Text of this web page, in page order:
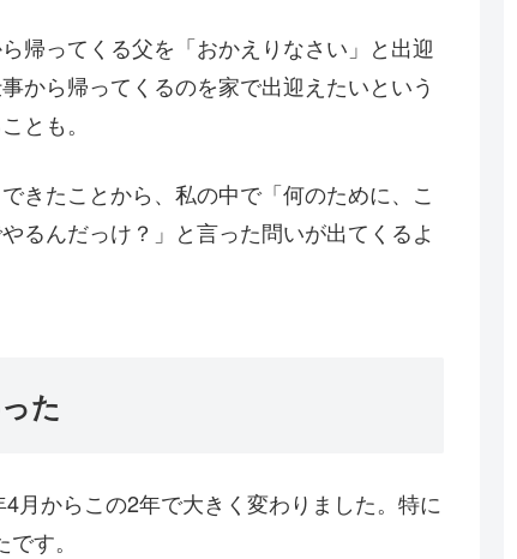
帰ってくる父を「おかえりなさい」と出迎
から帰ってくるのを家で出迎えたいという
とも。
きたことから、私の中で「何のために、こ
るんだっけ？」と言った問いが出てくるよ
た
月からこの2年で大きく変わりました。特に
す。